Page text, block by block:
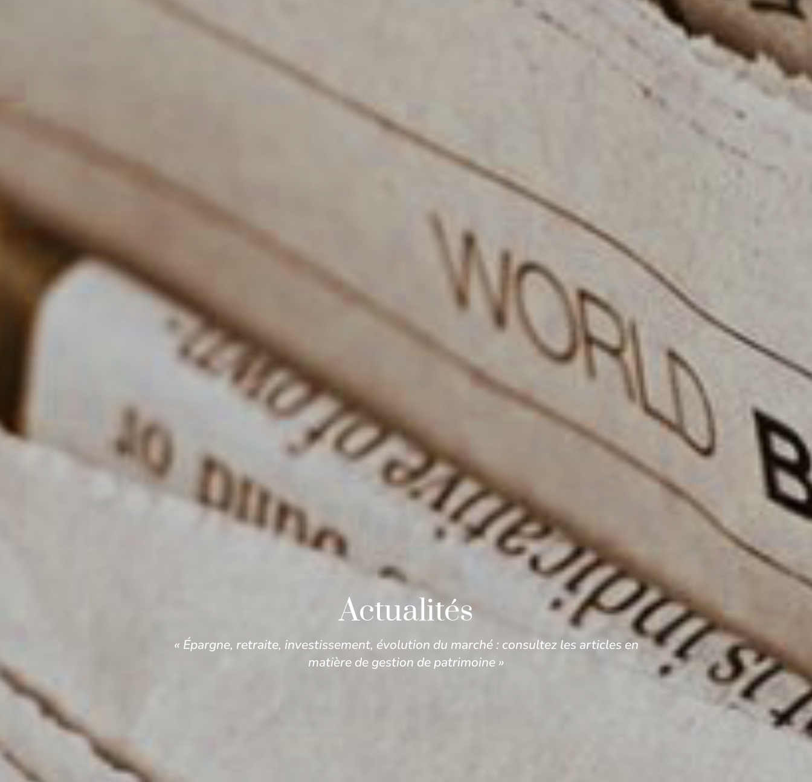
Actualités
« Épargne, retraite, investissement, évolution du marché : consultez les articles en
matière de gestion de patrimoine »